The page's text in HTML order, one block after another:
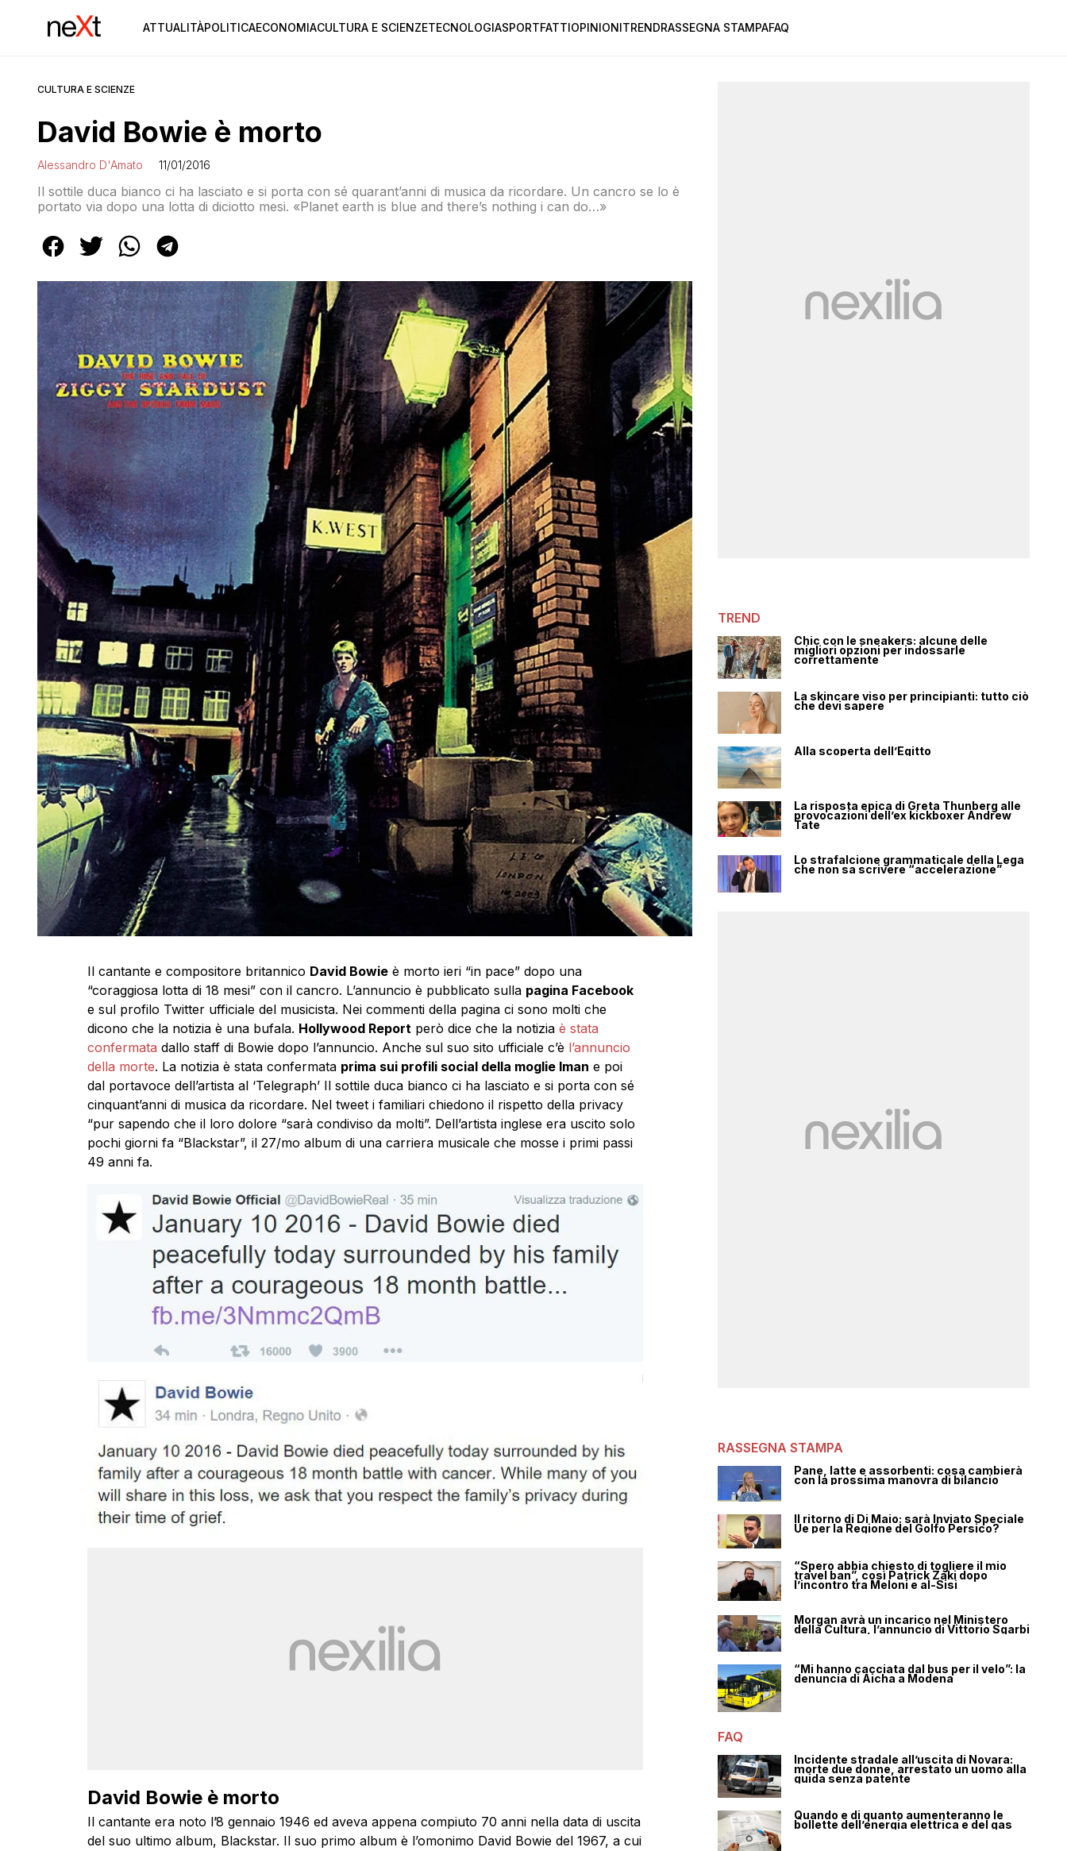
ATTUALITÀPOLITICAECONOMIACULTURA E SCIENZETECNOLOGIASPORTFATTIOPINIONITRENDRASSEGNA STAMPAFAQ
CULTURA E SCIENZE
David Bowie è morto
Alessandro D'Amato 11/01/2016
Il sottile duca bianco ci ha lasciato e si porta con sé quarant’anni di musica da ricordare. Un cancro se lo è
portato via dopo una lotta di diciotto mesi. «Planet earth is blue and there’s nothing i can do…»
Il cantante e compositore britannico David Bowieè morto ieri “in pace” dopo una
“coraggiosa lotta di 18 mesi” con il cancro. L’annuncio è pubblicato sulla pagina Facebook
e sul profilo Twitter ufficiale del musicista. Nei commenti della pagina ci sono molti che
dicono che la notizia è una bufala. Hollywood Reportperò dice che la notizia è stata
confermata dallo staff di Bowie dopo l’annuncio. Anche sul suo sito ufficiale c’è l’annuncio
della morte. La notizia è stata confermata prima sui profili social della moglie Iman e poi
dal portavoce dell’artista al ‘Telegraph’ Il sottile duca bianco ci ha lasciato e si porta con sé
cinquant’anni di musica da ricordare. Nel tweet i familiari chiedono il rispetto della privacy
“pur sapendo che il loro dolore “sarà condiviso da molti”. Dell’artista inglese era uscito solo
pochi giorni fa “Blackstar”, il 27/mo album di una carriera musicale che mosse i primi passi
49 anni fa.
David Bowie è morto
Il cantante era noto l’8 gennaio 1946 ed aveva appena compiuto 70 anni nella data di uscita
del suo ultimo album, Blackstar. Il suo primo album è l’omonimo David Bowie del 1967, a cui
TREND
Chic con le sneakers: alcune delle
migliori opzioni per indossarle
correttamente
La skincare viso per principianti: tutto ciò
che devi sapere
Alla scoperta dell’Egitto
La risposta epica di Greta Thunberg alle
provocazioni dell’ex kickboxer Andrew
Tate
Lo strafalcione grammaticale della Lega
che non sa scrivere “accelerazione”
RASSEGNA STAMPA
Pane, latte e assorbenti: cosa cambierà
con la prossima manovra di bilancio
Il ritorno di Di Maio: sarà Inviato Speciale
Ue per la Regione del Golfo Persico?
“Spero abbia chiesto di togliere il mio
travel ban”, così Patrick Zaki dopo
l’incontro tra Meloni e al-Sisi
Morgan avrà un incarico nel Ministero
della Cultura, l’annuncio di Vittorio Sgarbi
“Mi hanno cacciata dal bus per il velo”: la
denuncia di Aicha a Modena
FAQ
Incidente stradale all’uscita di Novara:
morte due donne, arrestato un uomo alla
guida senza patente
Quando e di quanto aumenteranno le
bollette dell’energia elettrica e del gas